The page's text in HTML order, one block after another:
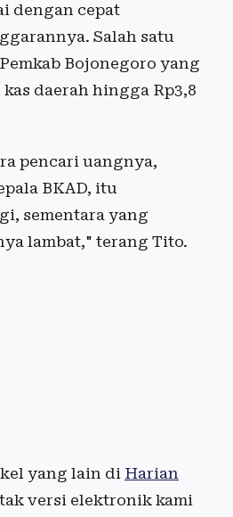
dengan cepat
Salah satu
Bojonegoro yang
daerah hingga Rp3,8
pencari uangnya,
BKAD, itu
sementara yang
lambat," terang Tito.
yang lain di Harian
versi elektronik kami